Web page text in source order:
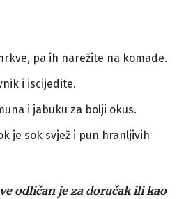
pa ih narežite na komade.
i iscijedite.
i jabuku za bolji okus.
je sok svjež i pun hranljivih
odličan je za doručak ili kao